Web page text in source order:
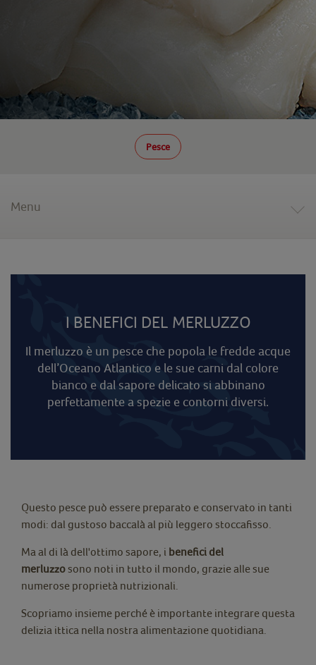
Pesce
Menu
I BENEFICI DEL MERLUZZO
Il merluzzo è un pesce che popola le fredde acque
dell’Oceano Atlantico e le sue carni dal colore
bianco e dal sapore delicato si abbinano
perfettamente a spezie e contorni diversi.
Questo pesce può essere preparato e conservato in tanti
modi: dal gustoso baccalà al più leggero stoccafisso.
Ma al di là dell'ottimo sapore, i benefici del
merluzzosono noti in tutto il mondo, grazie alle sue
numerose proprietà nutrizionali.
Scopriamo insieme perché è importante integrare questa
delizia ittica nella nostra alimentazione quotidiana.